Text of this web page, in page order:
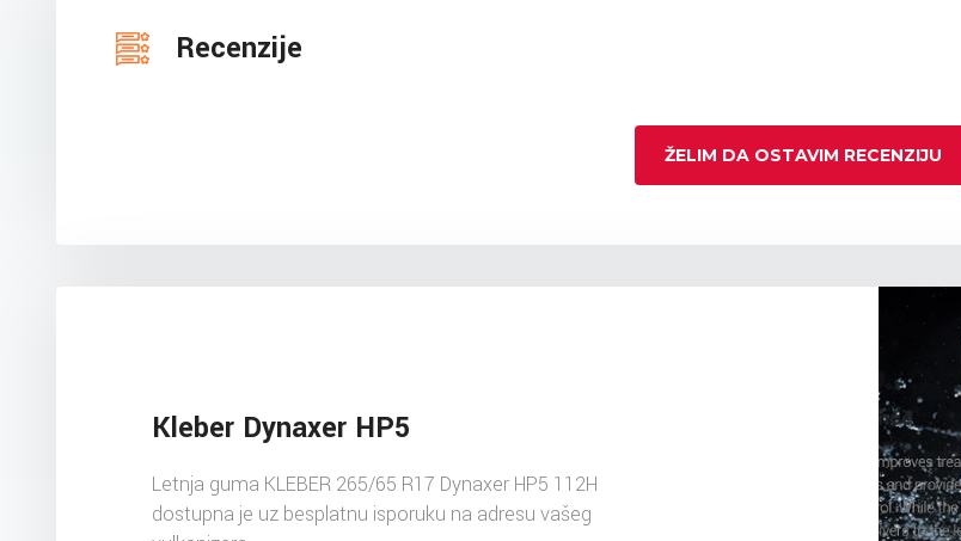
Recenzije
ŽELIM DA OSTAVIM RECENZIJU
Kleber Dynaxer HP5
Letnja guma KLEBER 265/65 R17 Dynaxer HP5 112H
dostupna je uz besplatnu isporuku na adresu vašeg